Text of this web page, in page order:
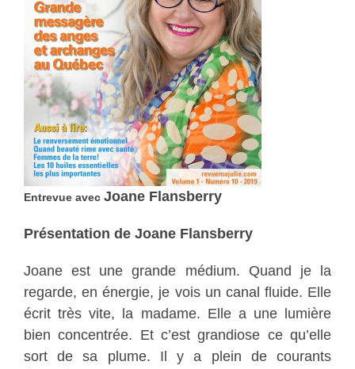
Entrevue avec Joane Flansberry
Présentation de Joane Flansberry
Joane est une grande médium. Quand je la
regarde, en énergie, je vois un canal fluide. Elle
écrit très vite, la madame. Elle a une lumière
bien concentrée. Et c’est grandiose ce qu’elle
sort de sa plume. Il y a plein de courants